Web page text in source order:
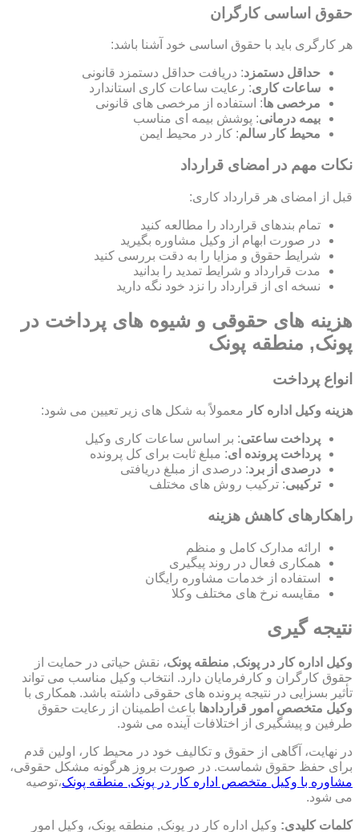
حقوق اساسی کارگران
هر کارگری باید با حقوق اساسی خود آشنا باشد:
حداقل دستمزد: دریافت حداقل دستمزد قانونی
ساعات کاری: رعایت ساعات کاری استاندارد
مرخصی ها: استفاده از مرخصی های قانونی
بیمه درمانی: پوشش بیمه ای مناسب
محیط کار سالم: کار در محیط ایمن
نکات مهم در امضای قرارداد
قبل از امضای هر قرارداد کاری:
تمام بندهای قرارداد را مطالعه کنید
در صورت ابهام از وکیل مشاوره بگیرید
شرایط حقوق و مزایا را به دقت بررسی کنید
مدت قرارداد و شرایط تمدید را بدانید
نسخه ای از قرارداد را نزد خود نگه دارید
هزینه های حقوقی و شیوه های پرداخت در
پونک, منطقه پونک
انواع پرداخت
هزینه وکیل اداره کار معمولاً به شکل های زیر تعیین می شود:
پرداخت ساعتی: بر اساس ساعات کاری وکیل
پرداخت پرونده ای: مبلغ ثابت برای کل پرونده
درصدی از برد: درصدی از مبلغ دریافتی
ترکیبی: ترکیب روش های مختلف
راهکارهای کاهش هزینه
ارائه مدارک کامل و منظم
همکاری فعال در روند پیگیری
استفاده از خدمات مشاوره رایگان
مقایسه نرخ های مختلف وکلا
نتیجه گیری
وکیل اداره کار در پونک, منطقه پونک، نقش حیاتی در حمایت از
حقوق کارگران و کارفرمایان دارد. انتخاب وکیل مناسب می تواند
تأثیر بسزایی در نتیجه پرونده های حقوقی داشته باشد. همکاری با
وکیل متخصص امور قراردادها باعث اطمینان از رعایت حقوق
طرفین و پیشگیری از اختلافات آینده می شود.
در نهایت، آگاهی از حقوق و تکالیف خود در محیط کار، اولین قدم
برای حفظ حقوق شماست. در صورت بروز هرگونه مشکل حقوقی،
مشاوره با وکیل متخصص اداره کار در پونک, منطقه پونک،توصیه
می شود.
کلمات کلیدی: وکیل اداره کار در پونک, منطقه پونک، وکیل امور